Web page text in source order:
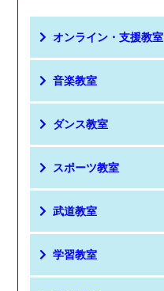
オンライン・支援教室
音楽教室
ダンス教室
スポーツ教室
武道教室
学習教室